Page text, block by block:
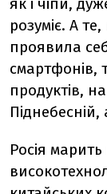
розуміє. А
проявила
смартфонів,
продуктів,
Росія